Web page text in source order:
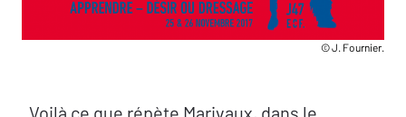
© J. Fournier.